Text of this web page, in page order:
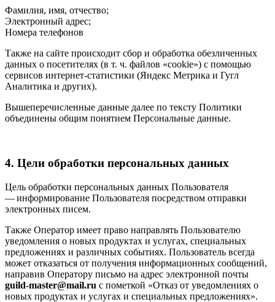
Фамилия, имя, отчество;
Электронный адрес;
Номера телефонов
Также на сайте происходит сбор и обработка обезличенных
данных о посетителях (в т. ч. файлов «cookie») с помощью
сервисов интернет-статистики (Яндекс Метрика и Гугл
Аналитика и других).
Вышеперечисленные данные далее по тексту Политики
объединены общим понятием Персональные данные.
4. Цели обработки персональных данных
Цель обработки персональных данных Пользователя
— информирование Пользователя посредством отправки
электронных писем.
Также Оператор имеет право направлять Пользователю
уведомления о новых продуктах и услугах, специальных
предложениях и различных событиях. Пользователь всегда
может отказаться от получения информационных сообщений,
направив Оператору письмо на адрес электронной почты
guild-master@mail.ru с пометкой «Отказ от уведомлениях о
новых продуктах и услугах и специальных предложениях».